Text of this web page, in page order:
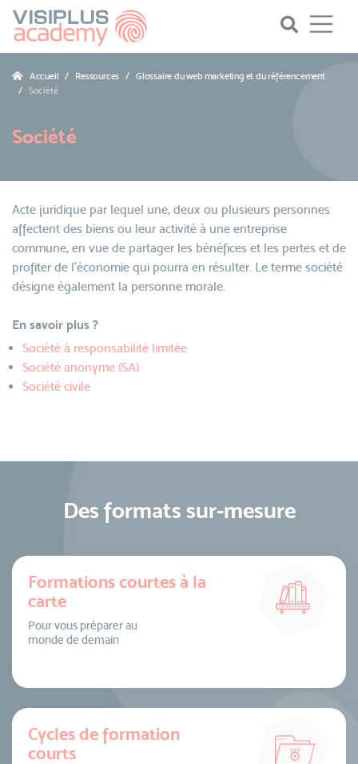
Accueil Ressources
Glossaire du web marketing et du référencement
Société
Société
Acte juridique par lequel une, deux ou plusieurs personnes
affectent des biens ou leur activité à une entreprise
commune, en vue de partager les bénéfices et les pertes et de
profiter de l’économie qui pourra en résulter. Le terme société
désigne également la personne morale.
En savoir plus ?
Société à responsabilité limitée
Société anonyme (SA)
Société civile
Des formats sur-mesure
Formations courtes à la
carte
Pour vous préparer au
monde de demain
Cycles de formation
courts